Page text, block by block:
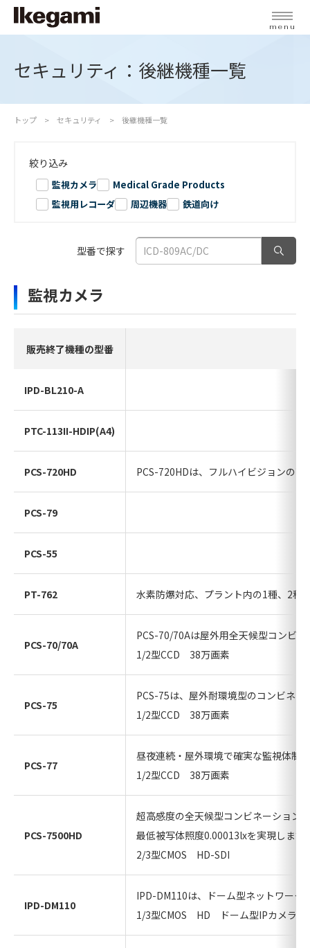
menu
セキュリティ：後継機種一覧
トップ セキュリティ 後継機種一覧
絞り込み
監視カメラ
Medical Grade Products
監視用レコーダ
周辺機器 鉄道向け
型番で探す
監視カメラ
販売終了機種の型番
IPD-BL210-A
PTC-113II-HDIP(A4)
PCS-720HD PCS-720HDは、フルハイビジョンの
PCS-79
PCS-55
PT-762 水素防爆対応、プラント内の1種、2種
PCS-70/70A
PCS-70/70Aは屋外用全天候型コンビ
1/2型CCD 38万画素
PCS-75
PCS-75は、屋外耐環境型のコンビネー
1/2型CCD 38万画素
PCS-77
昼夜連続・屋外環境で確実な監視体制
1/2型CCD 38万画素
PCS-7500HD
超高感度の全天候型コンビネーション
最低被写体照度0.00013lxを実現します
2/3型CMOS HD-SDI
IPD-DM110
IPD-DM110は、ドーム型ネットワーク
1/3型CMOS HD ドーム型IPカメラ